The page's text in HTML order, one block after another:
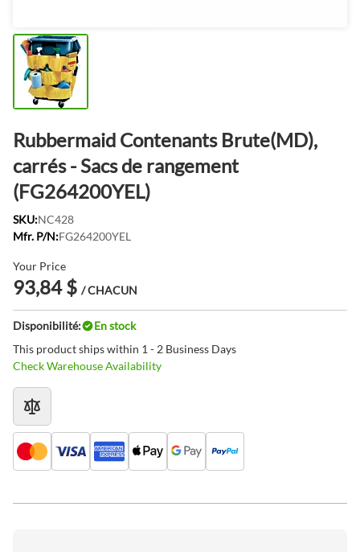
Rubbermaid Contenants Brute(MD),
carrés - Sacs de rangement
(FG264200YEL)
SKU:NC428
Mfr. P/N:FG264200YEL
Your Price
93,84 $ / CHACUN
Disponibilité:
En stock
This product ships within 1 - 2 Business Days
Check Warehouse Availability